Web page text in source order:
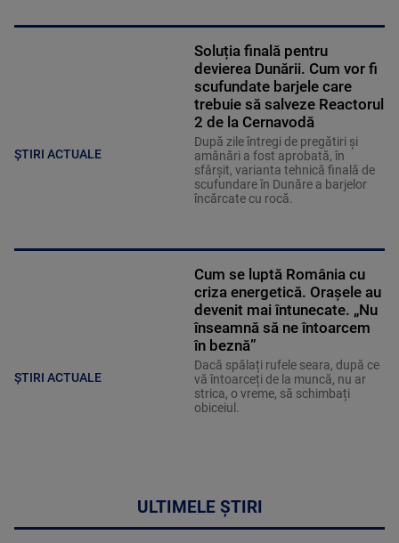
ȘTIRI ACTUALE
Soluția finală pentru
devierea Dunării. Cum vor fi
scufundate barjele care
trebuie să salveze Reactorul
2 de la Cernavodă
După zile întregi de pregătiri și
amânări a fost aprobată, în
sfârșit, varianta tehnică finală de
scufundare în Dunăre a barjelor
încărcate cu rocă.
ȘTIRI ACTUALE
Cum se luptă România cu
criza energetică. Orașele au
devenit mai întunecate. „Nu
înseamnă să ne întoarcem
în beznă”
Dacă spălați rufele seara, după ce
vă întoarceți de la muncă, nu ar
strica, o vreme, să schimbați
obiceiul.
ULTIMELE ȘTIRI